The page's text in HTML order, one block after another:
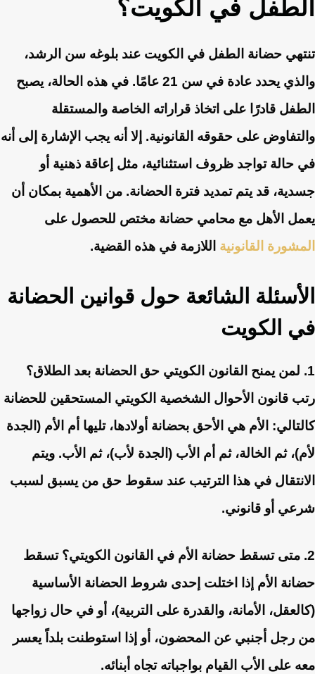
الطفل في الكويت؟
تنتهي حضانة الطفل في الكويت عند بلوغه سن الرشد،
والذي يحدد عادة في سن 21 عامًا. في هذه الحالة، يصبح
الطفل قادرًا على اتخاذ قراراته الخاصة والمستقلة
والتفاوض على حقوقه القانونية. إلا أنه يجب الإشارة إلى أنه
في حالة تواجد ظروف استثنائية، مثل إعاقة ذهنية أو
جسدية، قد يتم تمديد فترة الحضانة. من الأهمية بمكان أن
يعمل الأهل مع محامي حضانة مختص للحصول على
المشورة القانونية اللازمة في هذه القضية.
الأسئلة الشائعة حول قوانين الحضانة
في الكويت
1. لمن يمنح القانون الكويتي حق الحضانة بعد الطلاق؟
رتب قانون الأحوال الشخصية الكويتي المستحقين للحضانة
كالتالي: الأم هي الأحق بحضانة أولادها، تليها أم الأم (الجدة
لأم)، ثم الخالة، ثم أم الأب (الجدة لأب)، ثم الأب. ويتم
الانتقال في هذا الترتيب عند سقوط حق من يسبق لسبب
شرعي أو قانوني.
2. متى تسقط حضانة الأم في القانون الكويتي؟
تسقط
حضانة الأم إذا اختلت إحدى شروط الحضانة الأساسية
(كالعقل، الأمانة، والقدرة على التربية)، أو في حال زواجها
من رجل أجنبي عن المحضون، أو إذا استوطنت بلداً يعسر
معه على الأب القيام بواجباته تجاه أبنائه.